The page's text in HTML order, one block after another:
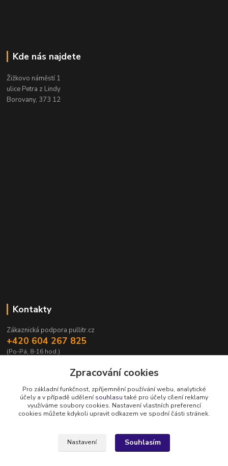
Kde nás najdete
Žižkovo náměstí 1
ulice Petra z Lindy
Borovany, 373 12
Kontakty
Zákaznická podpora pullitr.cz
+420 604 267 825
(Po-Pá, 8-16 hod.)
Upravit sběr cookies.
Zpracování cookies
Pro základní funkčnost, zpříjemnění používání webu, analytické
účely a v případě udělenísouhlasutaké pro účely cílení reklamy
využíváme soubory cookies. Nastavení vlastních preferencí
cookies můžete kdykoli upravit odkazem ve spodní části stránek.
Nastavení Souhlasím